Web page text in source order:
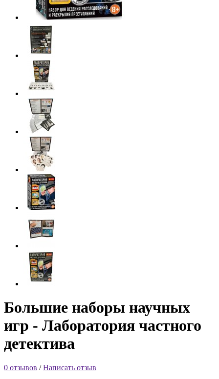
Большие наборы научных
игр - Лаборатория частного
детектива
0 отзывов /Написать отзыв